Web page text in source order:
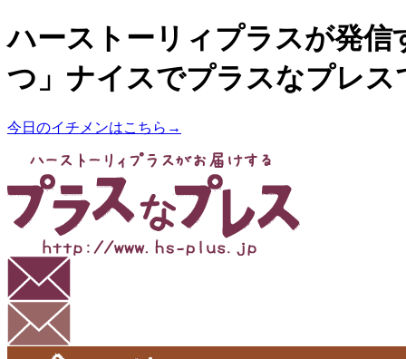
ハーストーリィプラスが発信
つ」ナイスでプラスなプレス
今日のイチメンはこちら→